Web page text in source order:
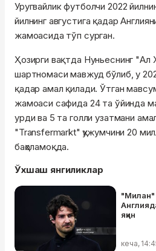
Уругвайлик футболчи 2022
йилнинг августига қадар
жамоасида тўп сурган.
Ҳозирги вақтда Нуньеснинг "Ал
шартномаси мавжуд бўлиб, у
қадар амал қилади. Ўтган
жамоаси сафида 24 та ўйинда
урди ва 5 та голли узатмани
"Transfermarkt" ҳужумчини 20
баҳоламоқда.
Ўхшаш янгиликлар
"Милан"
яқин
кеча,